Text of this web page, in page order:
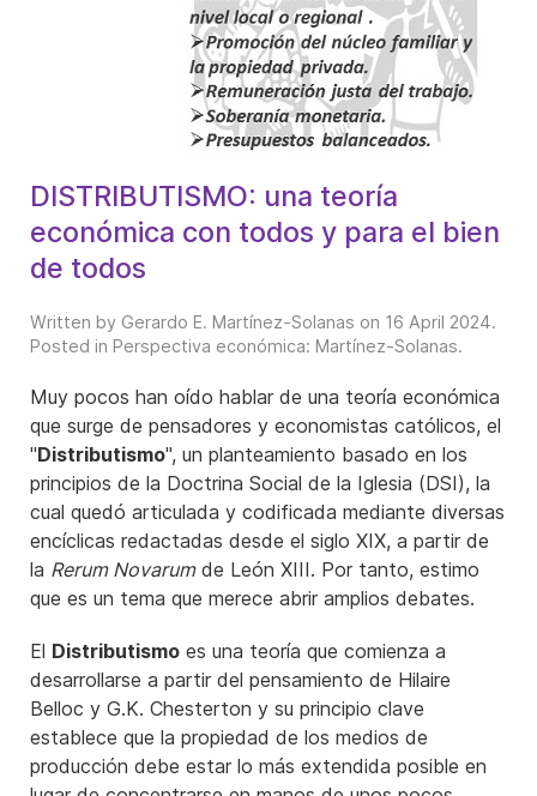
DISTRIBUTISMO: una teoría
económica con todos y para el bien
de todos
Written by Gerardo E. Martínez-Solanas on 16 April 2024.
Posted in Perspectiva económica: Martínez-Solanas.
Muy pocos han oído hablar de una teoría económica
que surge de pensadores y economistas católicos, el
"Distributismo", un planteamiento basado en los
principios de la Doctrina Social de la Iglesia (DSI), la
cual quedó articulada y codificada mediante diversas
encíclicas redactadas desde el siglo XIX, a partir de
la Rerum Novarumde León XIII. Por tanto, estimo
que es un tema que merece abrir amplios debates.
El Distributismo es una teoría que comienza a
desarrollarse a partir del pensamiento de Hilaire
Belloc y G.K. Chesterton y su principio clave
establece que la propiedad de los medios de
producción debe estar lo más extendida posible en